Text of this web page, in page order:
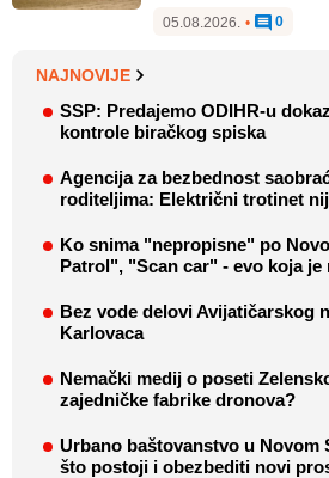
05.08.2026. • 0
NAJNOVIJE
SSP: Predajemo ODIHR-u
kontrole biračkog spiska
Agencija za bezbednost
roditeljima: Električni trotinet
Ko snima "nepropisne" po
Patrol", "Scan car" - evo koja je
Bez vode delovi Avijatičarskog
Karlovaca
Nemački medij o poseti
zajedničke fabrike dronova?
Urbano baštovanstvo u Novom
što postoji i obezbediti novi